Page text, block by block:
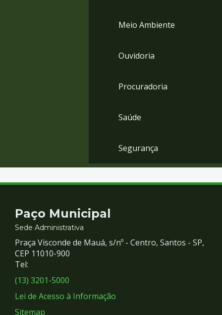
Meio Ambiente
Ouvidoria
Procuradoria
Saúde
Segurança
Contato
e
Redes
Sociais
Paço Municipal
Sede Administrativa
Praça Visconde de Mauá, s/nº - Centro, Santos - SP,
CEP 11010-900
Tel:
(13) 3201-5000
Lei de Acesso à Informação
Sitemap